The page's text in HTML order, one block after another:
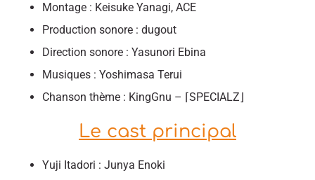
Montage : Keisuke Yanagi, ACE
Production sonore : dugout
Direction sonore : Yasunori Ebina
Musiques : Yoshimasa Terui
Chanson thème : KingGnu – ⌈SPECIALZ⌋
Le cast principal
Yuji Itadori : Junya Enoki